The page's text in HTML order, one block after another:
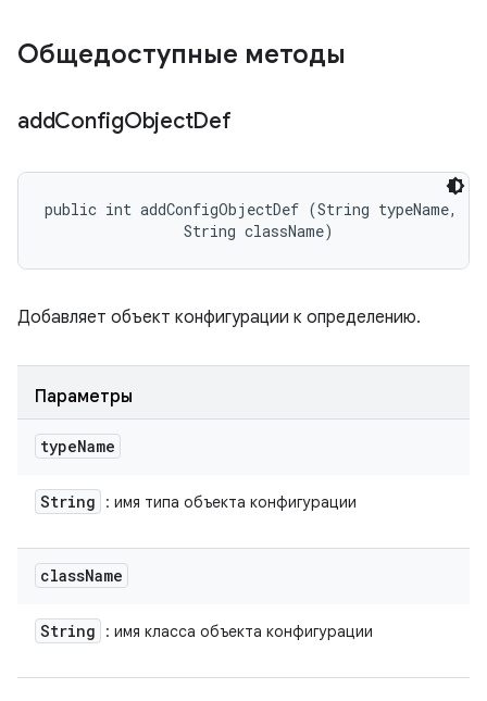
Общедоступные методы
addConfigObjectDef
public int addConfigObjectDef (String typeName,
                String className)
Добавляет объект конфигурации к определению.
Параметры
typeName
String : имя типа объекта конфигурации
className
String : имя класса объекта конфигурации